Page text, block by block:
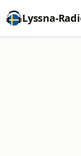
Lyssna-